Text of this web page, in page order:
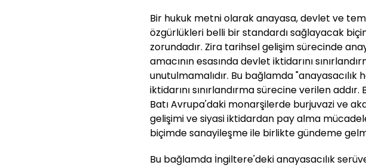
Bir hukuk metni olarak anayasa, devlet ve
özgürlükleri belli bir standardı sağlayacak
zorundadır. Zira tarihsel gelişim sürecinde
amacının esasında devlet iktidarını
unutulmamalıdır. Bu bağlamda "anayasacılık
iktidarını sınırlandırma sürecine verilen
Batı Avrupa'daki monarşilerde burjuvazi ve
gelişimi ve siyasi iktidardan pay alma
biçimde sanayileşme ile birlikte gündeme
Bu bağlamda İngiltere'deki anayasacılık